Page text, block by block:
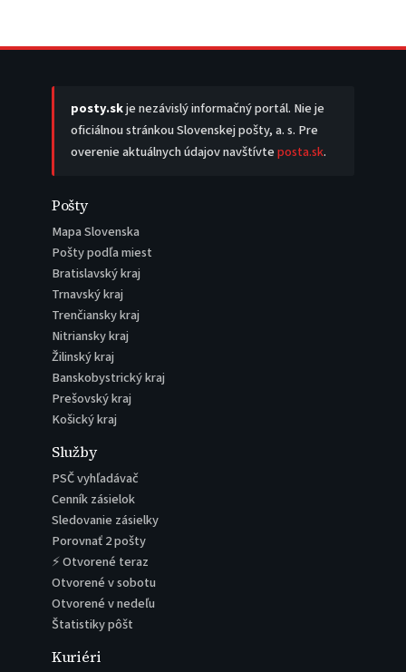
posty.skje nezávislý informačný portál. Nie je
oficiálnou stránkou Slovenskej pošty, a. s. Pre
overenie aktuálnych údajov navštívteposta.sk.
Pošty
Mapa Slovenska
Pošty podľa miest
Bratislavský kraj
Trnavský kraj
Trenčiansky kraj
Nitriansky kraj
Žilinský kraj
Banskobystrický kraj
Prešovský kraj
Košický kraj
Služby
PSČ vyhľadávač
Cenník zásielok
Sledovanie zásielky
Porovnať 2 pošty
⚡ Otvorené teraz
Otvorené v sobotu
Otvorené v nedeľu
Štatistiky pôšt
Kuriéri